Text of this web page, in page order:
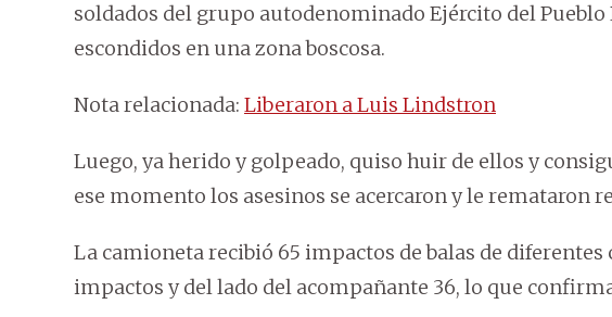
soldados del grupo autodenominado Ejército del Pueblo
escondidos en una zona boscosa.
Nota relacionada: Liberaron a Luis Lindstron
Luego, ya herido y golpeado, quiso huir de ellos y
ese momento los asesinos se acercaron y le remataron
La camioneta recibió 65 impactos de balas de diferentes
impactos y del lado del acompañante 36, lo que